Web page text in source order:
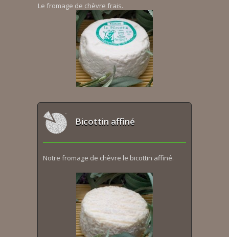
Le fromage de chèvre frais.
Bicottin affiné
Notre fromage de chèvre le bicottin affiné.